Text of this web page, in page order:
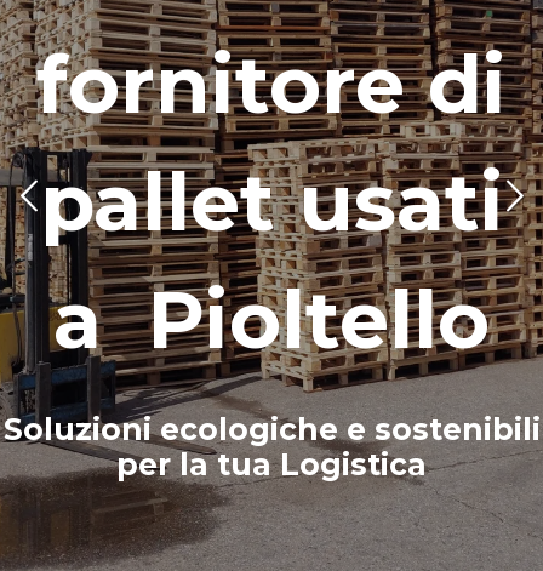
fornitore di
pallet usati
a Pioltello
Soluzioni ecologiche e sostenibili
per la tua Logistica